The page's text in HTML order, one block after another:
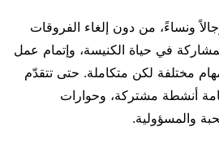
ونساءً، من دون إلغاء الفروقات
في حياة الكنيسة، وإتمام عمل
مختلفة لكن متكاملة. حتى تتقدّم
أنشطة مشتركة، وحوارات
والمسؤولية.